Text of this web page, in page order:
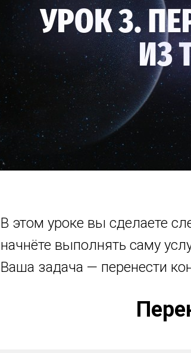
В этом уроке вы сделаете
начнёте выполнять саму
Ваша задача — перенести